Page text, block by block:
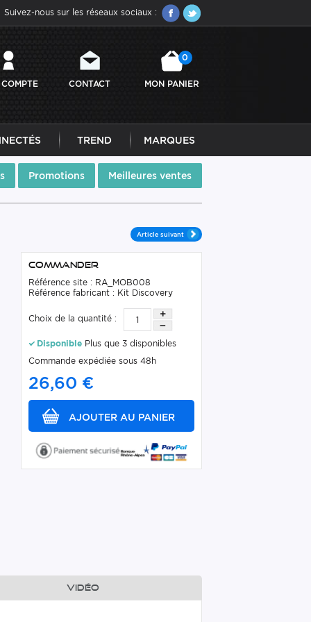
Suivez-nous sur les réseaux sociaux :
CONTACT MON PANIER
0
TREND MARQUES
Promotions Meilleures ventes
Article suivant
Commander
Référence site : RA_MOB008
Référence fabricant : Kit Discovery
Choix de la quantité :
Disponible Plus que 3 disponibles
Commande expédiée sous 48h
26,60 €
Vidéo